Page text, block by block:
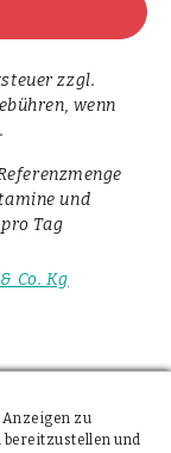
zzgl.
wenn
und
Tag
zu
und